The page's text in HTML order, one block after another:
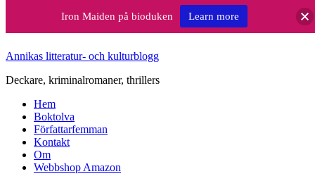
Annikas litteratur- och kulturblogg
Deckare, kriminalromaner, thrillers
Hem
Boktolva
Författarfemman
Kontakt
Om
Webbshop Amazon
Iron Maiden på bioduken Learn more